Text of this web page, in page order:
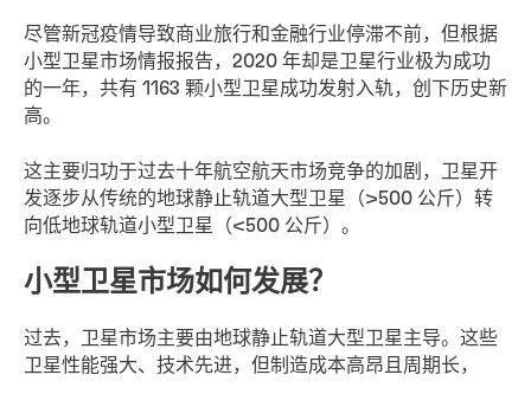
尽管新冠疫情导致商业旅行和金融行业停滞不前，但根据
小型卫星市场情报报告，2020 年却是卫星行业极为成功
的一年，共有 1163 颗小型卫星成功发射入轨，创下历史新
高。
这主要归功于过去十年航空航天市场竞争的加剧，卫星开
发逐步从传统的地球静止轨道大型卫星（>500 公斤）转
向低地球轨道小型卫星（<500 公斤）。
小型卫星市场如何发展？
过去，卫星市场主要由地球静止轨道大型卫星主导。这些
卫星性能强大、技术先进，但制造成本高昂且周期长，